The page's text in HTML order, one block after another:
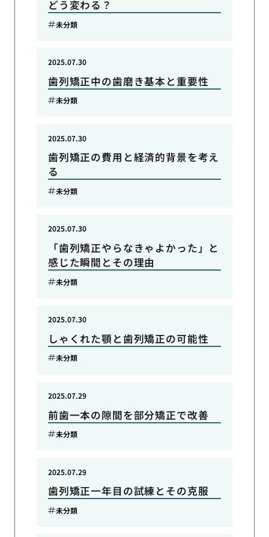
どう変わる？
未分類
歯列矯正中の歯磨き基本と重要性
2025.07.30
未分類
歯列矯正の費用と経済的背景を考え
る
2025.07.30
未分類
「歯列矯正やらなきゃよかった」と
感じた瞬間とその理由
2025.07.30
未分類
しゃくれた顎と歯列矯正の可能性
2025.07.30
未分類
前歯一本の隙間を部分矯正で改善
2025.07.29
未分類
歯列矯正一年目の試練とその克服
2025.07.29
未分類